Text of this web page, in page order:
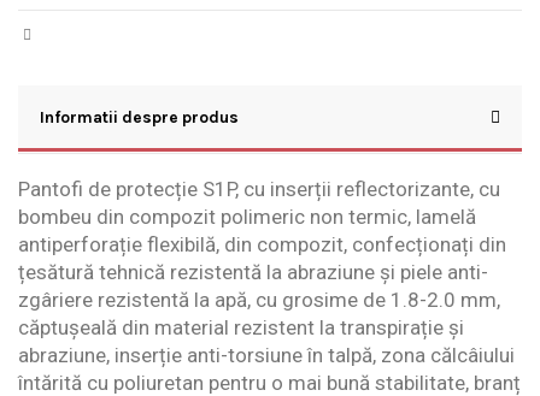
Informatii despre produs
Pantofi de protecție S1P, cu inserții reflectorizante, cu
bombeu din compozit polimeric non termic, lamelă
antiperforație flexibilă, din compozit, confecționați din
țesătură tehnică rezistentă la abraziune și piele anti-
zgâriere rezistentă la apă, cu grosime de 1.8-2.0 mm,
căptușeală din material rezistent la transpirație și
abraziune, inserție anti-torsiune în talpă, zona călcâiului
întărită cu poliuretan pentru o mai bună stabilitate, branț